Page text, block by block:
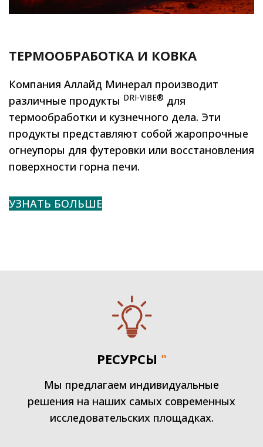
ТЕРМООБРАБОТКА И КОВКА
Компания Аллайд Минерал производит
различные продукты DRI-VIBE® для
термообработки и кузнечного дела. Эти
продукты представляют собой жаропрочные
огнеупоры для футеровки или восстановления
поверхности горна печи.
УЗНАТЬ БОЛЬШЕ
РЕСУРСЫ "
Мы предлагаем индивидуальные
решения на наших самых современных
исследовательских площадках.